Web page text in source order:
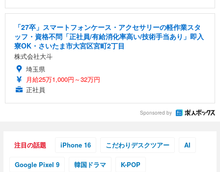
「27卒」スマートフォンケース・アクセサリーの軽作業スタ
ッフ・資格不問「正社員/有給消化率高い/技術手当あり」即入
寮OK・さいたま市大宮区宮町2丁目
株式会社大斗
埼玉県
月給25万1,000円～32万円
正社員
Sponsored by
注目の話題 iPhone 16 こだわりデスクツアー AI
Google Pixel 9 韓国ドラマ K-POP